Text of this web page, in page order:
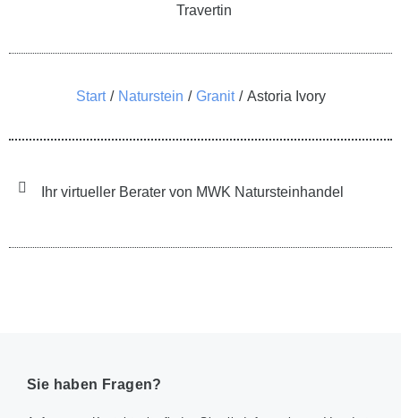
Travertin
Sie befinden sich hier:
Start Naturstein Granit Astoria Ivory
Ihr virtueller Berater von MWK Natursteinhandel
Sie haben Fragen?